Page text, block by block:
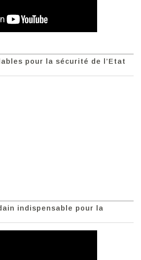
pour la sécurité de l’Etat
indispensable pour la